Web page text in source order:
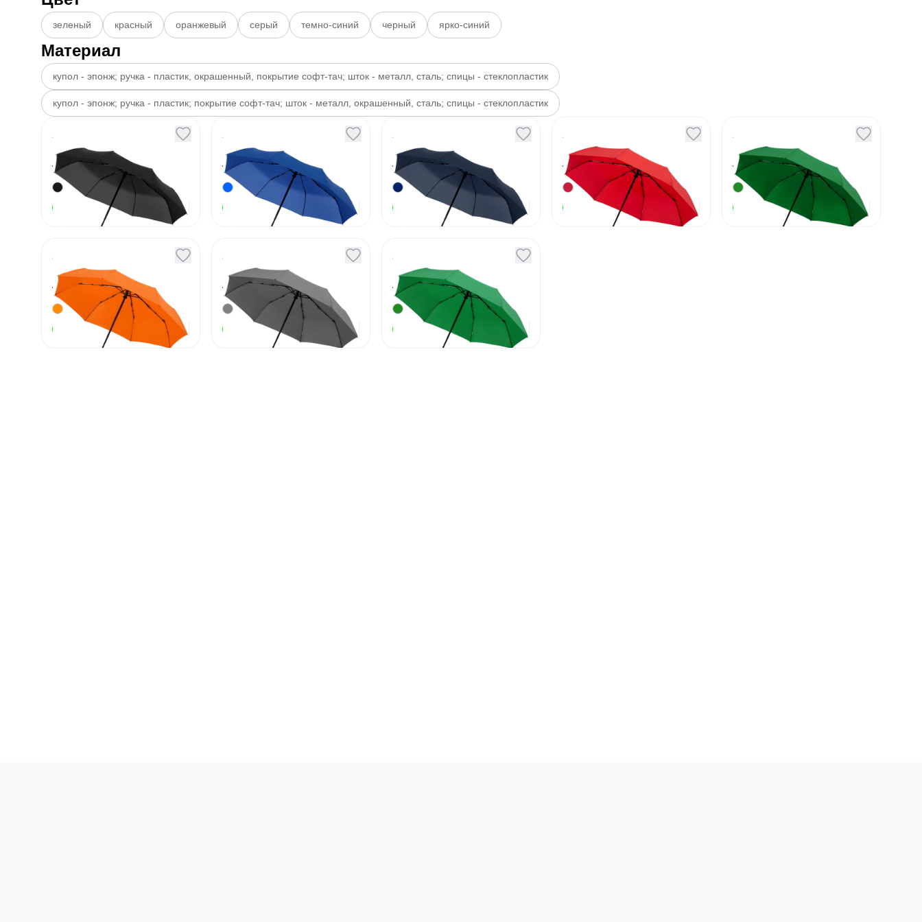
зеленый красный оранжевый серый темно-синий черный ярко-синий
Материал
купол - эпонж; ручка - пластик, окрашенный, покрытие софт-тач; шток - металл, сталь; спицы - стеклопластик
купол - эпонж; ручка - пластик; покрытие софт-тач; шток - металл, окрашенный, сталь; спицы - стеклопластик
Зонт складной
Monsoon черный
Артикул131163
₽
Зонт складной
Monsoon ярко-
синий
Артикул131164
₽
Зонт складной
Monsoon темно-
синий
Артикул131165
₽
Зонт складной
Monsoon красный
Артикул131737
В наличии ₽
Зонт складной
Monsoon зеленый
Артикул131738
В наличии ₽
Зонт складной
Monsoon
оранжевый
Артикул131739
В наличии ₽
Зонт складной
Monsoon серый
Артикул131740
В наличии ₽
Зонт складной
Monsoon зеленый
Артикул138095
В наличии ₽